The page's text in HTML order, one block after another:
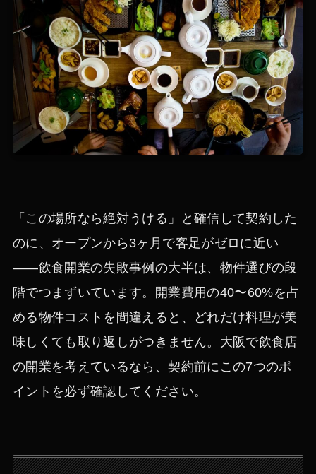
「この場所なら絶対うける」と確信して契約した
のに、オープンから3ヶ月で客足がゼロに近い
——飲食開業の失敗事例の大半は、物件選びの段
階でつまずいています。開業費用の40〜60%を占
める物件コストを間違えると、どれだけ料理が美
味しくても取り返しがつきません。大阪で飲食店
の開業を考えているなら、契約前にこの7つのポ
イントを必ず確認してください。